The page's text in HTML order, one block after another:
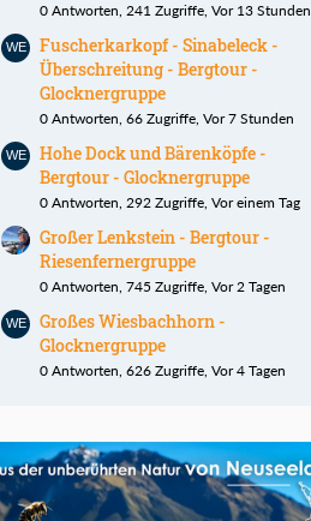
0 Antworten, 241 Zugriffe, Vor 13 Stunden
Fuscherkarkopf - Sinabeleck -
Überschreitung - Bergtour -
Glocknergruppe
0 Antworten, 66 Zugriffe, Vor 7 Stunden
Hohe Dock und Bärenköpfe -
Bergtour - Glocknergruppe
0 Antworten, 292 Zugriffe, Vor einem Tag
Großer Lenkstein - Bergtour -
Riesenfernergruppe
0 Antworten, 745 Zugriffe, Vor 2 Tagen
Großes Wiesbachhorn -
Glocknergruppe
0 Antworten, 626 Zugriffe, Vor 4 Tagen